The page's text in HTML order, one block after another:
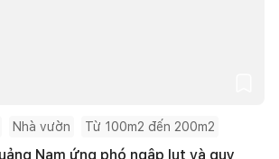
Nhà vườn Từ 100m2 đến 200m2
Nam ứng phó ngập lụt và quy